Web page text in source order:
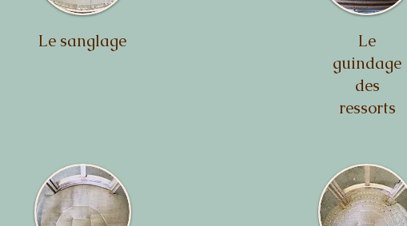
Le sanglage
Le
guindage
des
ressorts